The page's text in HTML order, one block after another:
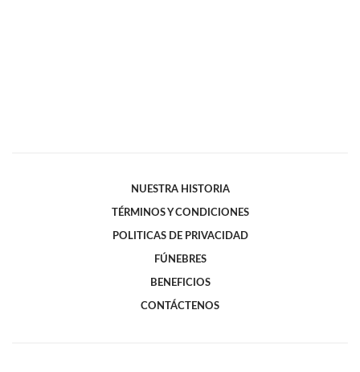
NUESTRA HISTORIA
TÉRMINOS Y CONDICIONES
POLITICAS DE PRIVACIDAD
FÚNEBRES
BENEFICIOS
CONTÁCTENOS